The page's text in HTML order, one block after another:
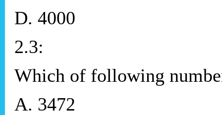
D. 4000
2.3:
Which of following
A. 3472